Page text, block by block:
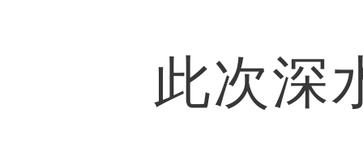
此次深水